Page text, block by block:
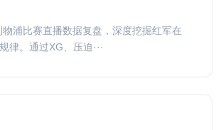
浦比赛直播数据复盘，深度挖掘红军在
律。通过XG、压迫···